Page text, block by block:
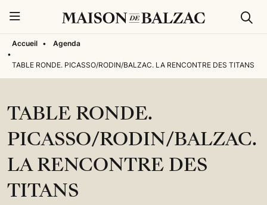
Accueil •
Agenda
•
TABLE RONDE. PICASSO/RODIN/BALZAC. LA RENCONTRE DES TITANS
TABLE RONDE.
PICASSO/RODIN/BALZAC.
LA RENCONTRE DES
TITANS